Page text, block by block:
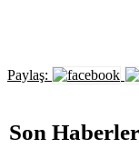
Paylaş:
Son Haberler